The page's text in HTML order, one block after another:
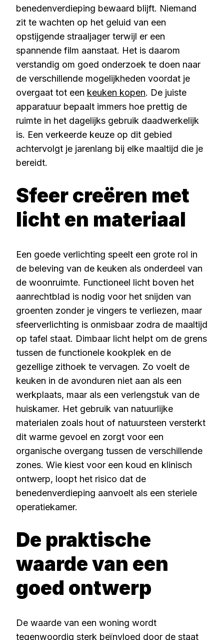
benedenverdieping bewaard blijft. Niemand
zit te wachten op het geluid van een
opstijgende straaljager terwijl er een
spannende film aanstaat. Het is daarom
verstandig om goed onderzoek te doen naar
de verschillende mogelijkheden voordat je
overgaat tot een keuken kopen. De juiste
apparatuur bepaalt immers hoe prettig de
ruimte in het dagelijks gebruik daadwerkelijk
is. Een verkeerde keuze op dit gebied
achtervolgt je jarenlang bij elke maaltijd die je
bereidt.
Sfeer creëren met
licht en materiaal
Een goede verlichting speelt een grote rol in
de beleving van de keuken als onderdeel van
de woonruimte. Functioneel licht boven het
aanrechtblad is nodig voor het snijden van
groenten zonder je vingers te verliezen, maar
sfeerverlichting is onmisbaar zodra de maaltijd
op tafel staat. Dimbaar licht helpt om de grens
tussen de functionele kookplek en de
gezellige zithoek te vervagen. Zo voelt de
keuken in de avonduren niet aan als een
werkplaats, maar als een verlengstuk van de
huiskamer. Het gebruik van natuurlijke
materialen zoals hout of natuursteen versterkt
dit warme gevoel en zorgt voor een
organische overgang tussen de verschillende
zones. Wie kiest voor een koud en klinisch
ontwerp, loopt het risico dat de
benedenverdieping aanvoelt als een steriele
operatiekamer.
De praktische
waarde van een
goed ontwerp
De waarde van een woning wordt
tegenwoordig sterk beïnvloed door de staat